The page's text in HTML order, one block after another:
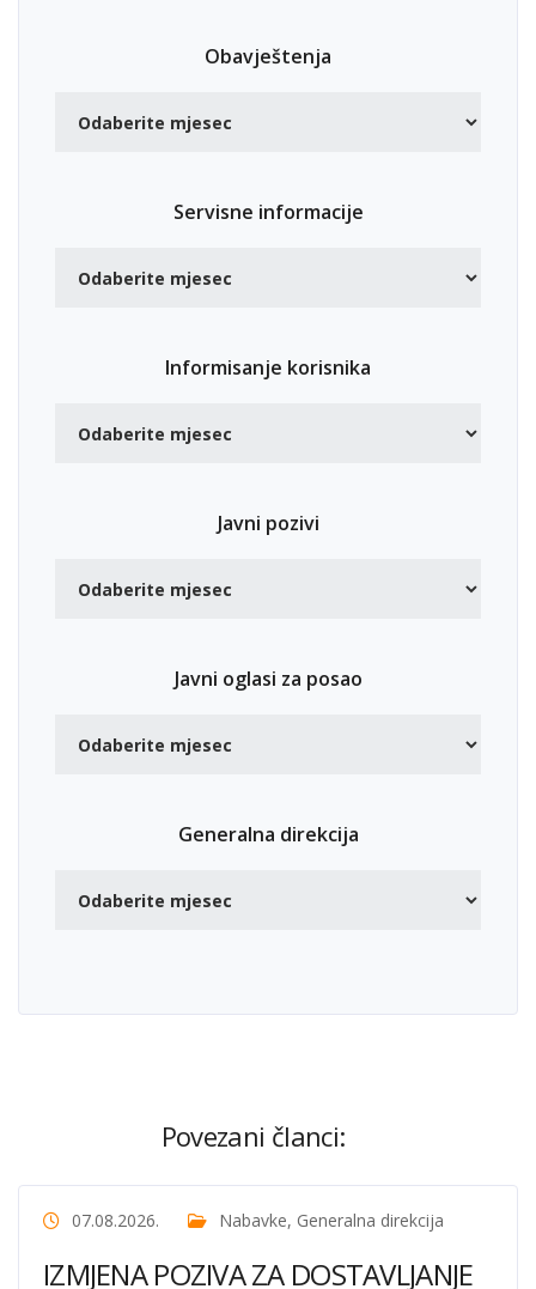
Obavještenja
Servisne informacije
Informisanje korisnika
Javni pozivi
Javni oglasi za posao
Generalna direkcija
Povezani članci:
07.08.2026. Nabavke, Generalna direkcija
IZMJENA POZIVA ZA DOSTAVLJANJE